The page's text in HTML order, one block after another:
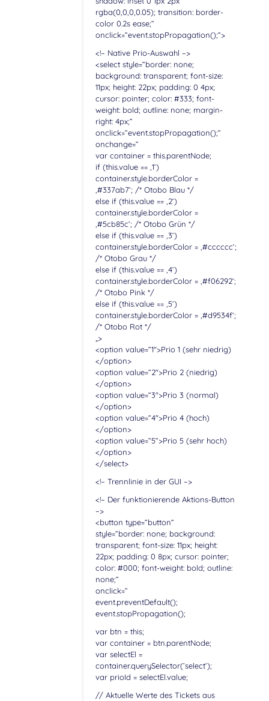
rgba(0,0,0,0.05); transition: border-
color 0.2s ease;“
onclick=“event.stopPropagation();“>
<!– Native Prio-Auswahl –>
<select style=“border: none;
background: transparent; font-size:
11px; height: 22px; padding: 0 4px;
cursor: pointer; color: #333; font-
weight: bold; outline: none; margin-
right: 4px;“
onclick=“event.stopPropagation();“
onchange=“
var container = this.parentNode;
if (this.value == ‚1‘)
container.style.borderColor =
‚#337ab7‘; /* Otobo Blau */
else if (this.value == ‚2‘)
container.style.borderColor =
‚#5cb85c‘; /* Otobo Grün */
else if (this.value == ‚3‘)
container.style.borderColor = ‚#cccccc‘;
/* Otobo Grau */
else if (this.value == ‚4‘)
container.style.borderColor = ‚#f06292‘;
/* Otobo Pink */
else if (this.value == ‚5‘)
container.style.borderColor = ‚#d9534f‘;
/* Otobo Rot */
„>
<option value=“1″>Prio 1 (sehr niedrig)
</option>
<option value=“2″>Prio 2 (niedrig)
</option>
<option value=“3″>Prio 3 (normal)
</option>
<option value=“4″>Prio 4 (hoch)
</option>
<option value=“5“>Prio 5 (sehr hoch)
</option>
</select>
<!– Trennlinie in der GUI –>
<!– Der funktionierende Aktions-Button
–>
<button type=“button“
style=“border: none; background:
transparent; font-size: 11px; height:
22px; padding: 0 8px; cursor: pointer;
color: #000; font-weight: bold; outline:
none;“
onclick=“
event.preventDefault();
event.stopPropagation();
var btn = this;
var container = btn.parentNode;
var selectEl =
container.querySelector(’select‘);
var prioId = selectEl.value;
// Aktuelle Werte des Tickets aus